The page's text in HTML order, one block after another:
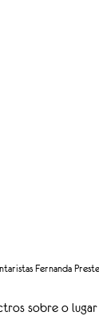
Fernanda
sobre o